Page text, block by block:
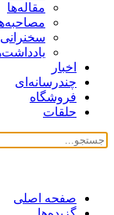
مقاله‌ها
اخبار
چندرسانه‌ای
فروشگاه
حلقات
صفحه اصلی